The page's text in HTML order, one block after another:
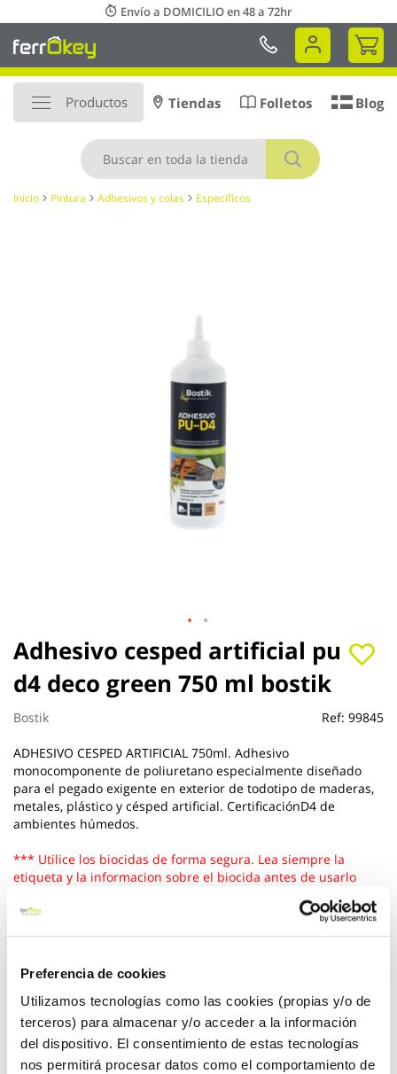
Preferencia de cookies
Utilizamos tecnologías como las cookies (propias y/o de
terceros) para almacenar y/o acceder a la información
del dispositivo. El consentimiento de estas tecnologías
nos permitirá procesar datos como el comportamiento de
al
contenido
Envío a DOMICILIO en 48 a 72hr
Mi
Productos
Buscar
Tiendas Folletos Blog
Inicio Pintura Adhesivos y colas Específicos
Adhesivo cesped artificial pu
d4 deco green 750 ml bostik
Bostik Ref: 99845
ADHESIVO CESPED ARTIFICIAL 750ml. Adhesivo
monocomponente de poliuretano especialmente diseñado
para el pegado exigente en exterior de todotipo de maderas,
metales, plástico y césped artificial. CertificaciónD4 de
ambientes húmedos.
*** Utilice los biocidas de forma segura. Lea siempre la
etiqueta y la informacion sobre el biocida antes de usarlo
Ver más
Añadir al carrito
Saltar
al
comienzo
de
la
de
imágenes